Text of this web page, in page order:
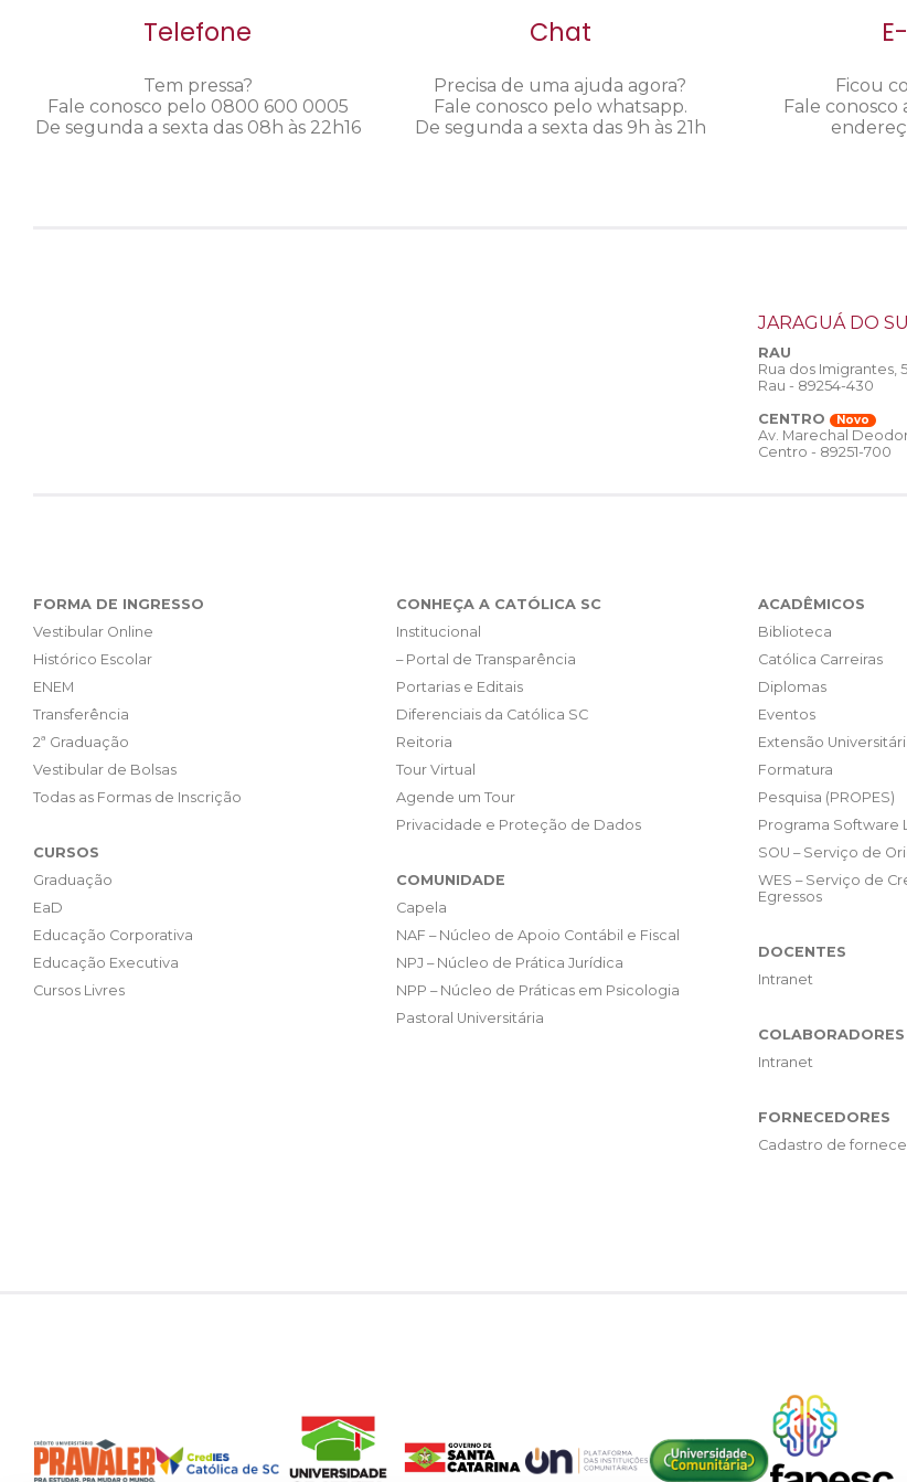
Telefone
Tem pressa?
Fale conosco pelo 0800 600 0005
De segunda a sexta das 08h às 22h16
Chat
Precisa de uma ajuda agora?
Fale conosco pelo whatsapp.
De segunda a sexta das 9h às 21h
Ficou
Fale conosco
JARAGUÁ DO
RAU
Rua dos Imigrantes,
Rau - 89254-430
CENTRO
Novo
Av. Marechal
Centro - 89251-700
FORMA DE INGRESSO
Vestibular Online
Histórico Escolar
ENEM
Transferência
2ª Graduação
Vestibular de Bolsas
Todas as Formas de Inscrição
CURSOS
Graduação
EaD
Educação Corporativa
Educação Executiva
Cursos Livres
CONHEÇA A CATÓLICA SC
Institucional
– Portal de Transparência
Portarias e Editais
Diferenciais da Católica SC
Reitoria
Tour Virtual
Agende um Tour
Privacidade e Proteção de Dados
COMUNIDADE
Capela
NAF – Núcleo de Apoio Contábil e Fiscal
NPJ – Núcleo de Prática Jurídica
NPP – Núcleo de Práticas em Psicologia
Pastoral Universitária
ACADÊMICOS
Biblioteca
Católica Carreiras
Diplomas
Eventos
Extensão
Formatura
Pesquisa (PROPES)
Programa Software
SOU – Serviço de
WES – Serviço de
Egressos
DOCENTES
Intranet
COLABORADORES
Intranet
FORNECEDORES
Cadastro de